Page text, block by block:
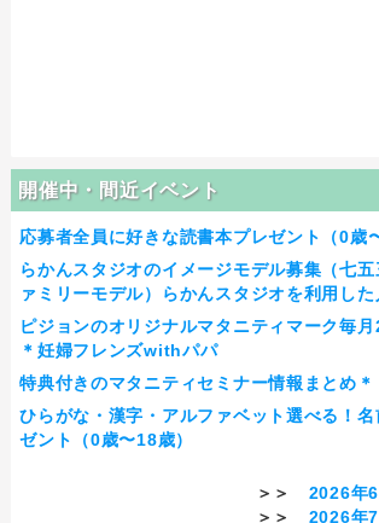
開催中・間近イベント
応募者全員に好きな読書本プレゼント（0歳
らかんスタジオのイメージモデル募集（七
ァミリーモデル）らかんスタジオを利用し
ピジョンのオリジナルマタニティマーク毎
＊妊婦フレンズwithパパ
特典付きのマタニティセミナー情報まとめ＊
ひらがな・漢字・アルファベット選べる！
ゼント（0歳〜18歳）
＞＞ 2026年
＞＞ 2026年